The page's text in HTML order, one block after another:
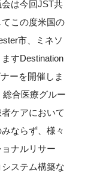
は今回JST共
この度米国の
市、ミネソ
すDestination
ーを開催しま
合医療グルー
ケアにおいて
ならず、様々
ナルリサー
ステム構築な